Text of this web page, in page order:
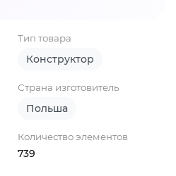
Тип товара
Конструктор
Страна изготовитель
Польша
Количество элементов
739